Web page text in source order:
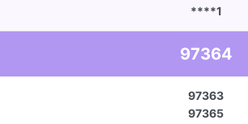
****1
97364
97363
97365